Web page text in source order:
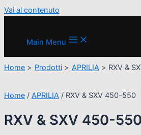
Vai al contenuto
Main Menu
Home Prodotti APRILIA RXV &
Home / APRILIA / RXV & SXV 450-550
RXV & SXV 450-550